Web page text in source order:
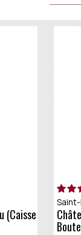
Château Meyney (caisse Bois De 3